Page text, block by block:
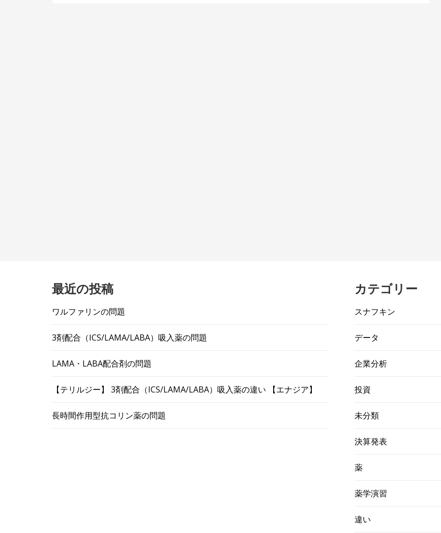
最近の投稿
ワルファリンの問題
3剤配合（ICS/LAMA/LABA）吸入薬の問題
LAMA・LABA配合剤の問題
【テリルジー】 3剤配合（ICS/LAMA/LABA）吸入薬の違い 【エナジア】
長時間作用型抗コリン薬の問題
カテゴリー
スナフキン
データ
企業分析
投資
未分類
決算発表
薬
薬学演習
違い